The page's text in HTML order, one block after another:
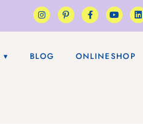
BLOG ONLINESHOP